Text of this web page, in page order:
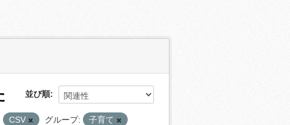
並び順
CSV グループ: 子育て